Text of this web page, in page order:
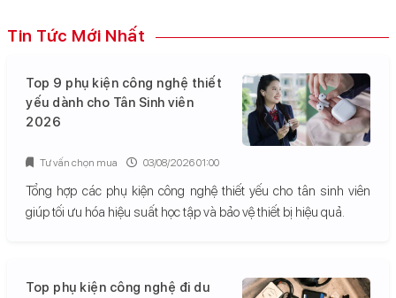
Tin Tức Mới Nhất
Top 9 phụ kiện công nghệ thiết
yếu dành cho Tân Sinh viên
2026
Tổng hợp các phụ kiện công nghệ thiết yếu cho tân sinh viên
giúp tối ưu hóa hiệu suất học tập và bảo vệ thiết bị hiệu quả.
Tư vấn chọn mua 03/08/2026 01:00
Top phụ kiện công nghệ đi du